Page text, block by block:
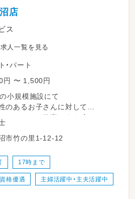
店
ス
人一覧を見る
・パート
円 〜 1,500円
小規模施設にて
のあるお子さんに対して
いただくお仕事です☆彡
イサービス：6～18歳
市竹の里1-12-12
17時まで
資格優遇 主婦活躍中・主夫活躍中